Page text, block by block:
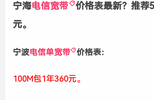
宁海电信宽带
价格表最新？推荐
元。
宁波电信单宽带 价格表：
100M包1年360元。